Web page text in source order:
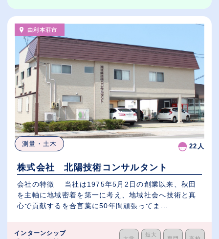
由利本荘市
測量・土木 22人
株式会社 北陽技術コンサルタント
会社の特徴 当社は1975年5月2日の創業以来、秋田
を主軸に地域密着を第一に考え、地域社会へ技術と真
心で貢献するを合言葉に50年間頑張ってま...
インターンシップ
短大